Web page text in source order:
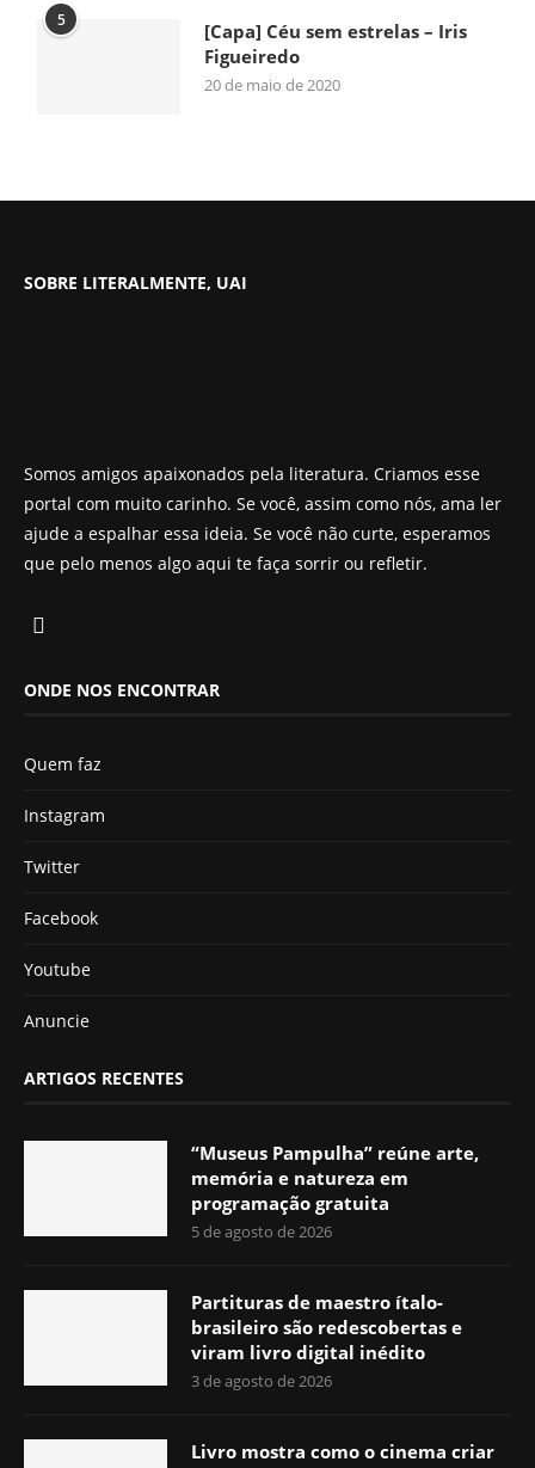
5
[Capa] Céu sem estrelas – Iris
Figueiredo
20 de maio de 2020
SOBRE LITERALMENTE, UAI
Somos amigos apaixonados pela literatura. Criamos esse
portal com muito carinho. Se você, assim como nós, ama ler
ajude a espalhar essa ideia. Se você não curte, esperamos
que pelo menos algo aqui te faça sorrir ou refletir.
ONDE NOS ENCONTRAR
Quem faz
Instagram
Twitter
Facebook
Youtube
Anuncie
ARTIGOS RECENTES
“Museus Pampulha” reúne arte,
memória e natureza em
programação gratuita
5 de agosto de 2026
Partituras de maestro ítalo-
brasileiro são redescobertas e
viram livro digital inédito
3 de agosto de 2026
Livro mostra como o cinema criar